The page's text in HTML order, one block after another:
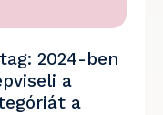
2024-ben
a
a